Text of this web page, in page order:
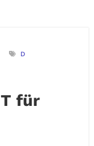
D
für